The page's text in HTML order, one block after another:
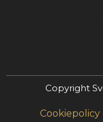
Copyright
Cookiepolicy